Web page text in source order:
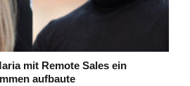
mit Remote Sales ein
aufbaute